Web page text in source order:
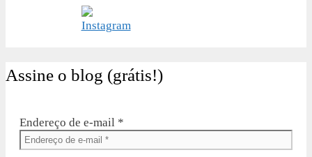
Assine o blog (grátis!)
Endereço de e-mail *